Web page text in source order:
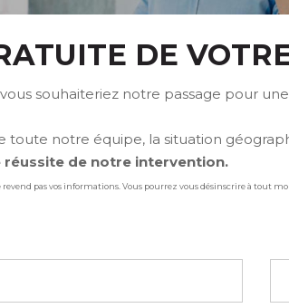
DE
souhaiteriez notre passage pour
toute notre équipe, la situation
de notre intervention.
pas vos informations. Vous pourrez vous désinscrire à tout